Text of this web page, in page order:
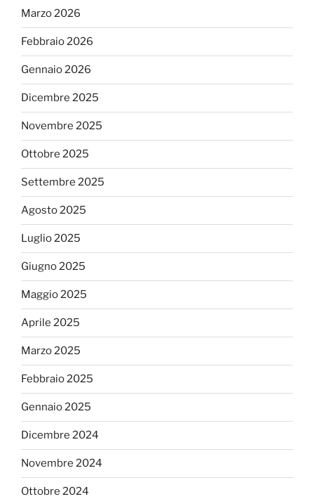
Marzo 2026
Febbraio 2026
Gennaio 2026
Dicembre 2025
Novembre 2025
Ottobre 2025
Settembre 2025
Agosto 2025
Luglio 2025
Giugno 2025
Maggio 2025
Aprile 2025
Marzo 2025
Febbraio 2025
Gennaio 2025
Dicembre 2024
Novembre 2024
Ottobre 2024